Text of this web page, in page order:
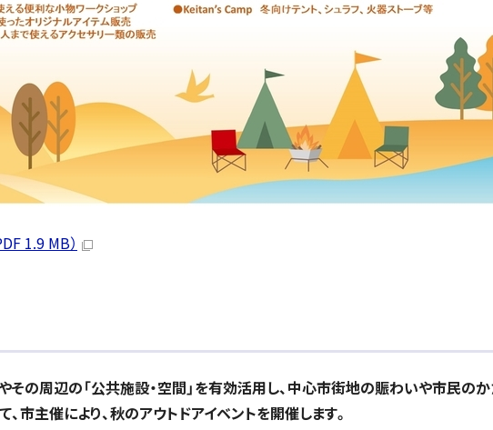
1.9 MB）
その周辺の「公共施設・空間」を有効活用し、中心市街地の賑わいや市民の
市主催により、秋のアウトドアイベントを開催します。